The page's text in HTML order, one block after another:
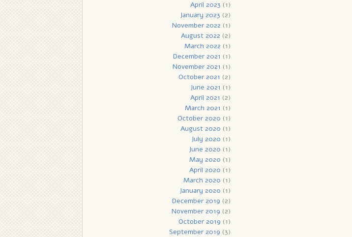
April 2023 (1)
January 2023 (2)
November 2022 (1)
August 2022 (2)
March 2022 (1)
December 2021 (1)
November 2021 (1)
October 2021 (2)
June 2021 (1)
April 2021 (2)
March 2021 (1)
October 2020 (1)
August 2020 (1)
July 2020 (1)
June 2020 (1)
May 2020 (1)
April 2020 (1)
March 2020 (1)
January 2020 (1)
December 2019 (2)
November 2019 (2)
October 2019 (1)
September 2019 (3)